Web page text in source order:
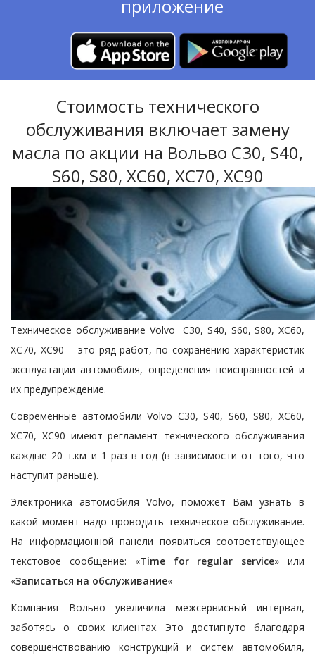
приложение
Стоимость технического
обслуживания включает замену
масла по акции на Вольво C30, S40,
S60, S80, XC60, XC70, XC90
Техническое обслуживание Volvo C30, S40, S60, S80, XC60,
XC70, XC90 – это ряд работ, по сохранению характеристик
эксплуатации автомобиля, определения неисправностей и
их предупреждение.
Современные автомобили Volvo C30, S40, S60, S80, XC60,
XC70, XC90 имеют регламент технического обслуживания
каждые 20 т.км и 1 раз в год (в зависимости от того, что
наступит раньше).
Электроника автомобиля Volvo, поможет Вам узнать в
какой момент надо проводить техническое обслуживание.
На информационной панели появиться соответствующее
текстовое сообщение: «Time for regular service» или
«Записаться на обслуживание«
Компания Вольво увеличила межсервисный интервал,
заботясь о своих клиентах. Это достигнуто благодаря
совершенствованию конструкций и систем автомобиля,